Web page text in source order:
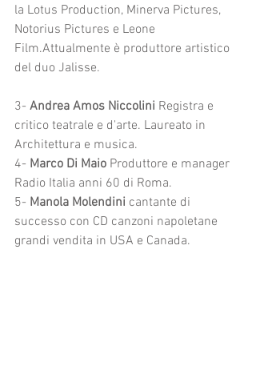
la Lotus Production, Minerva Pictures,
Notorius Pictures e Leone
Film.Attualmente è produttore artistico
del duo Jalisse.
3- Andrea Amos Niccolini Registra e
critico teatrale e d'arte. Laureato in
Architettura e musica.
4- Marco Di Maio Produttore e manager
Radio Italia anni 60 di Roma.
5- Manola Molendini cantante di
successo con CD canzoni napoletane
grandi vendita in USA e Canada.